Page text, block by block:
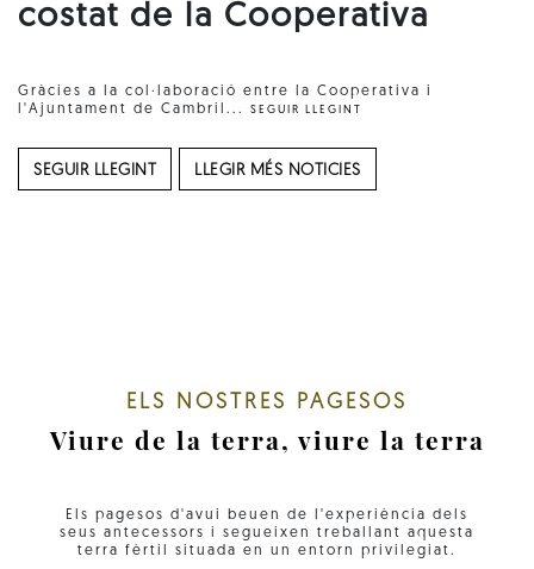
costat de la Cooperativa
Gràcies a la col·laboració entre la Cooperativa i
l'Ajuntament de Cambril...
SEGUIR LLEGINT
SEGUIR LLEGINT LLEGIR MÉS NOTICIES
ELS NOSTRES PAGESOS
Viure de la terra, viure la terra
Els pagesos d'avui beuen de l'experiència dels
seus antecessors i segueixen treballant aquesta
terra fèrtil situada en un entorn privilegiat.